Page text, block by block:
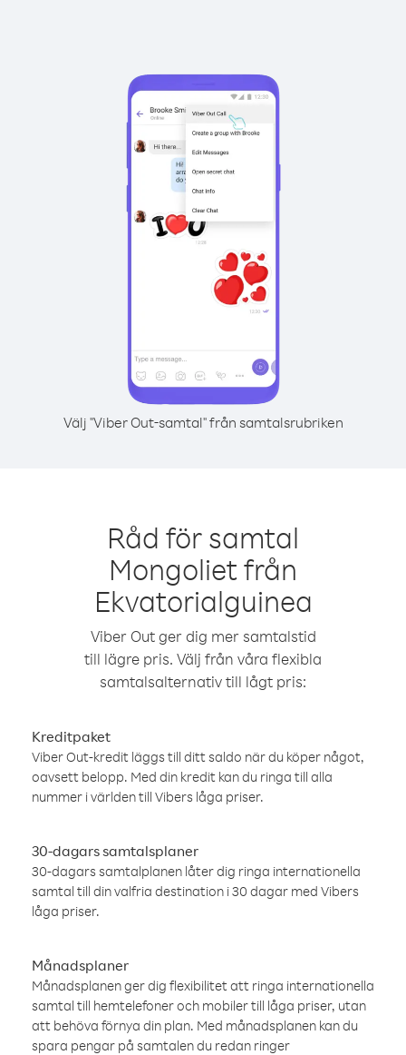
Välj "Viber Out-samtal" från samtalsrubriken
Råd för samtal
Mongoliet från
Ekvatorialguinea
Viber Out ger dig mer samtalstid
till lägre pris. Välj från våra flexibla
samtalsalternativ till lågt pris:
Kreditpaket
Viber Out-kredit läggs till ditt saldo när du köper något,
oavsett belopp. Med din kredit kan du ringa till alla
nummer i världen till Vibers låga priser.
30-dagars samtalsplaner
30-dagars samtalplanen låter dig ringa internationella
samtal till din valfria destination i 30 dagar med Vibers
låga priser.
Månadsplaner
Månadsplanen ger dig flexibilitet att ringa internationella
samtal till hemtelefoner och mobiler till låga priser, utan
att behöva förnya din plan. Med månadsplanen kan du
spara pengar på samtalen du redan ringer